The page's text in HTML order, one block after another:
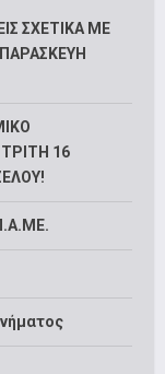
ΣΧΕΤΙΚΑ ΜΕ
ΠΑΡΑΣΚΕΥΗ
16